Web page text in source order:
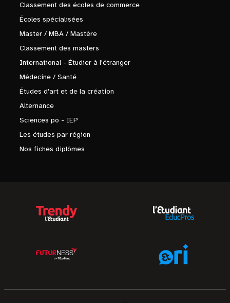
Classement des écoles de commerce
Écoles spécialisées
Master / MBA / Mastère
Classement des masters
International - Étudier à l'étranger
Médecine / Santé
Études d'art et de la création
Alternance
Sciences po - IEP
Les études par région
Nos fiches diplômes